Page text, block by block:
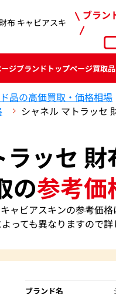
布 キャビアスキ
ブラン
ジブランド トップページ買取
品の高価買取・価格相場
シャネル マトラッセ
ッセ
の参考価
ャビアスキンの参考価格
っても異なりますので
ブランド名